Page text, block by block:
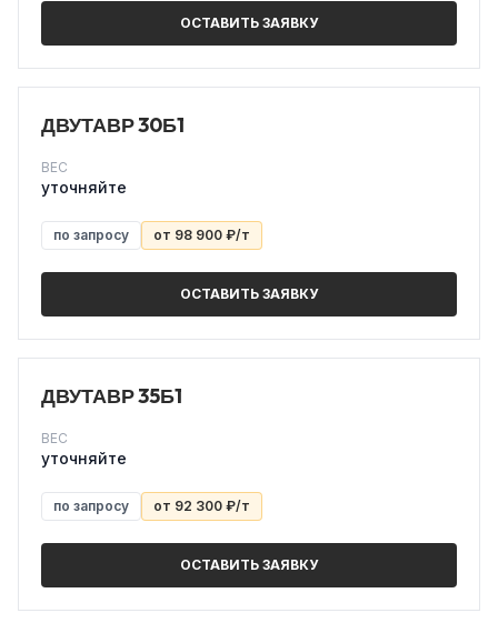
ОСТАВИТЬ ЗАЯВКУ
ДВУТАВР 30Б1
ВЕС
уточняйте
по запросу от 98 900 ₽/т
ОСТАВИТЬ ЗАЯВКУ
ДВУТАВР 35Б1
ВЕС
уточняйте
по запросу от 92 300 ₽/т
ОСТАВИТЬ ЗАЯВКУ